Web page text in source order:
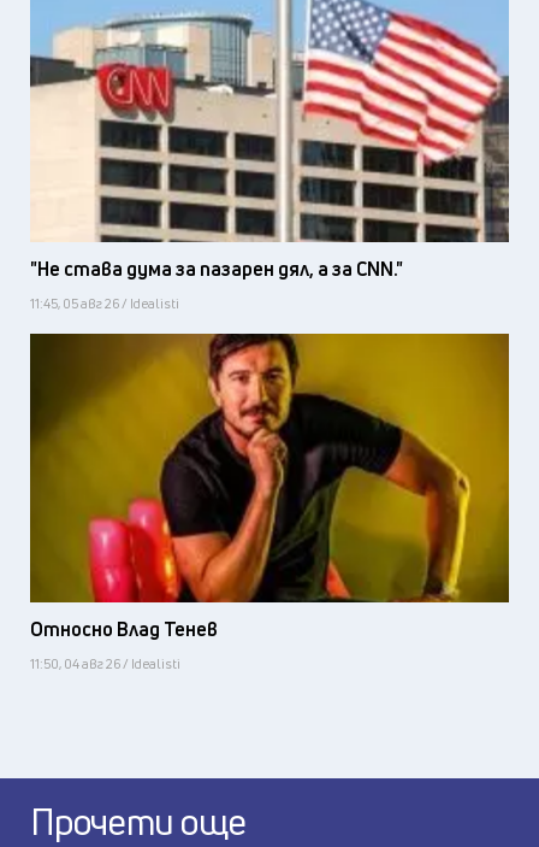
"Не става дума за пазарен дял, а за CNN."
11:45, 05 авг 26 / Idealisti
Относно Влад Тенев
11:50, 04 авг 26 / Idealisti
Прочети още